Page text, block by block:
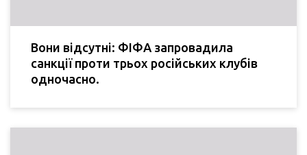
Вони відсутні: ФІФА запровадила
санкції проти трьох російських клубів
одночасно.